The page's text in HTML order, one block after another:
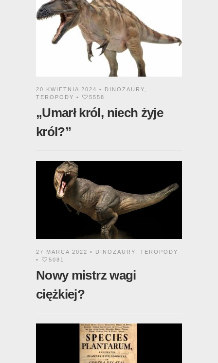
20 KWIETNIA 2024 • DINOZAURY
TEROPODY • 5558
„Umarł król, niech żyje
król?”
27 MARCA 2022 • DINOZAURY
TEROPODY
•
5081
Nowy mistrz wagi
ciężkiej?